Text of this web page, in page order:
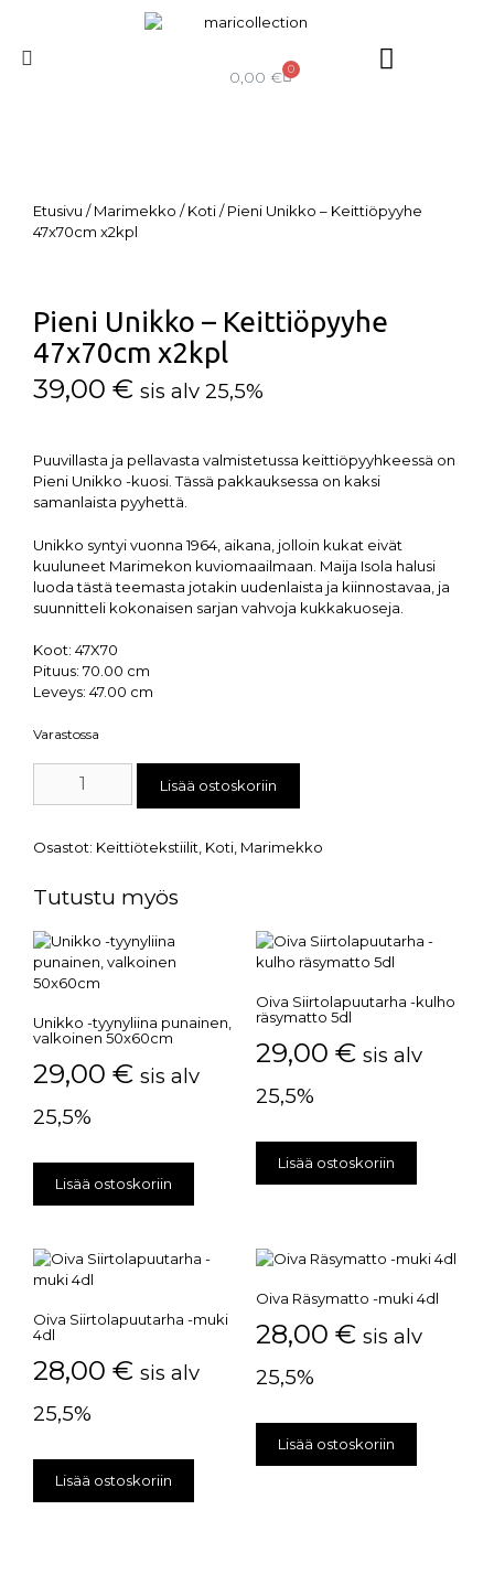
0,00 € 0
Etusivu /Marimekko /Koti/ Pieni Unikko – Keittiöpyyhe
47x70cm x2kpl
Pieni Unikko – Keittiöpyyhe
47x70cm x2kpl
39,00 € sis alv 25,5%
Puuvillasta ja pellavasta valmistetussa keittiöpyyhkeessä on
Pieni Unikko -kuosi. Tässä pakkauksessa on kaksi
samanlaista pyyhettä.
Unikko syntyi vuonna 1964, aikana, jolloin kukat eivät
kuuluneet Marimekon kuviomaailmaan. Maija Isola halusi
luoda tästä teemasta jotakin uudenlaista ja kiinnostavaa, ja
suunnitteli kokonaisen sarjan vahvoja kukkakuoseja.
Koot: 47X70
Pituus: 70.00 cm
Leveys: 47.00 cm
Varastossa
Lisää ostoskoriin
Osastot: Keittiötekstiilit Koti Marimekko
Tutustu myös
Unikko -tyynyliina punainen,
valkoinen 50x60cm
29,00 € sis alv
25,5%
Lisää ostoskoriin
Oiva Siirtolapuutarha -kulho
räsymatto 5dl
29,00 € sis alv
25,5%
Lisää ostoskoriin
Oiva Siirtolapuutarha -muki
4dl
28,00 € sis alv
25,5%
Lisää ostoskoriin
Oiva Räsymatto -muki 4dl
28,00 € sis alv
25,5%
Lisää ostoskoriin